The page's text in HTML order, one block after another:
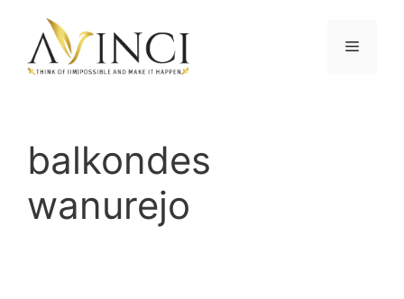
Menu
balkondes
wanurejo